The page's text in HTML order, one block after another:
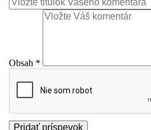
Obsah *